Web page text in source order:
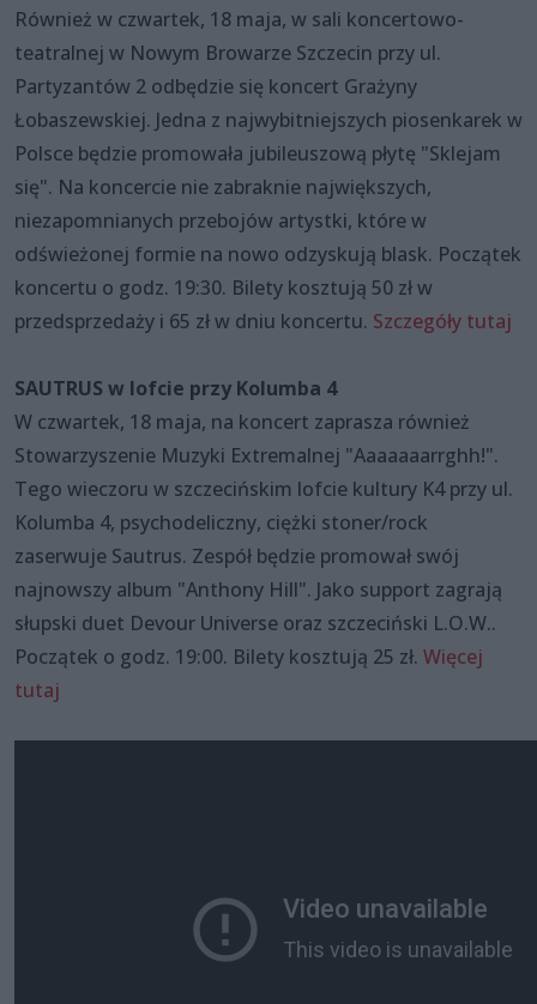
Również w czwartek, 18 maja, w sali koncertowo-
teatralnej w Nowym Browarze Szczecin przy ul.
Partyzantów 2 odbędzie się koncert Grażyny
Łobaszewskiej. Jedna z najwybitniejszych piosenkarek w
Polsce będzie promowała jubileuszową płytę "Sklejam
się". Na koncercie nie zabraknie największych,
niezapomnianych przebojów artystki, które w
odświeżonej formie na nowo odzyskują blask. Początek
koncertu o godz. 19:30. Bilety kosztują 50 zł w
przedsprzedaży i 65 zł w dniu koncertu. Szczegóły tutaj
SAUTRUS w lofcie przy Kolumba 4
W czwartek, 18 maja, na koncert zaprasza również
Stowarzyszenie Muzyki Extremalnej "Aaaaaaarrghh!".
Tego wieczoru w szczecińskim lofcie kultury K4 przy ul.
Kolumba 4, psychodeliczny, ciężki stoner/rock
zaserwuje Sautrus. Zespół będzie promował swój
najnowszy album "Anthony Hill". Jako support zagrają
słupski duet Devour Universe oraz szczeciński L.O.W..
Początek o godz. 19:00. Bilety kosztują 25 zł. Więcej
tutaj